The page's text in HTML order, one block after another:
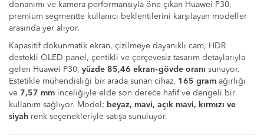
donanımı ve kamera performansıyla öne çıkan Huawei P30,
premium segmentte kullanıcı beklentilerini karşılayan modeller
arasında yer alıyor.
Kapasitif dokunmatik ekran, çizilmeye dayanıklı cam, HDR
destekli OLED panel, çentikli ve çerçevesiz tasarım detaylarıyla
gelen Huawei P30, yüzde 85,46 ekran–gövde oranı sunuyor.
Estetikle mühendisliği bir arada sunan cihaz, 165 gram ağırlığı
ve 7,57 mm inceliğiyle elde son derece hafif ve dengeli bir
kullanım sağlıyor. Model; beyaz, mavi, açık mavi, kırmızı ve
siyah renk seçenekleriyle satışa sunuluyor.